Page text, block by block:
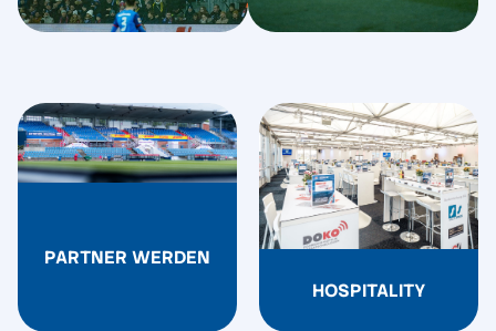
PARTNER WERDEN
HOSPITALITY